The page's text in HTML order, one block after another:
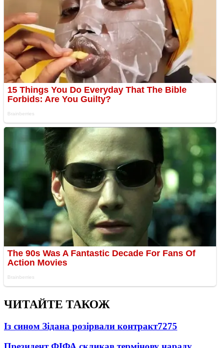
ЧИТАЙТЕ ТАКОЖ
Із сином Зідана розірвали контракт7275